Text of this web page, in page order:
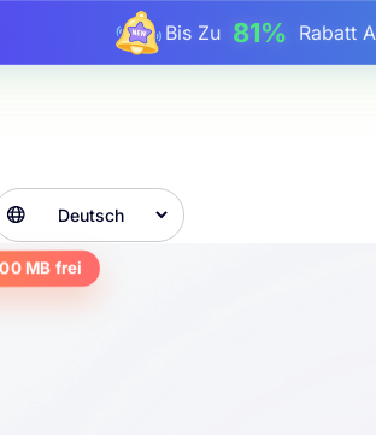
Bis Zu17%
Bis Zu25%
MB frei
Deutsch 